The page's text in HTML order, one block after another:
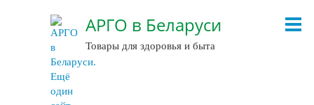
АРГО в Беларуси
Товары для здоровья и быта